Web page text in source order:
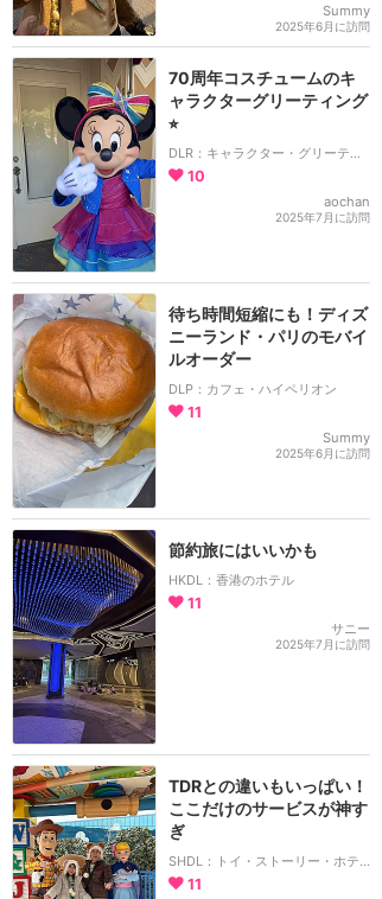
Summy
2025年6月に訪問
70周年コスチュームのキ
ャラクターグリーティング
⭐︎
DLR：キャラクター・グリーティング
10
aochan
2025年7月に訪問
待ち時間短縮にも！ディズ
ニーランド・パリのモバイ
ルオーダー
DLP：カフェ・ハイペリオン
11
Summy
2025年6月に訪問
節約旅にはいいかも
HKDL：香港のホテル
11
サニー
2025年7月に訪問
TDRとの違いもいっぱい！
ここだけのサービスが神す
ぎ
SHDL：トイ・ストーリー・ホテル
11